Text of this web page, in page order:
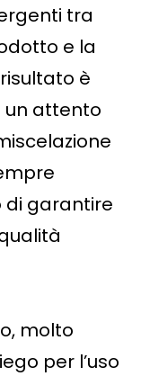
tra
e la
è
attento
di garantire
molto
per l’uso